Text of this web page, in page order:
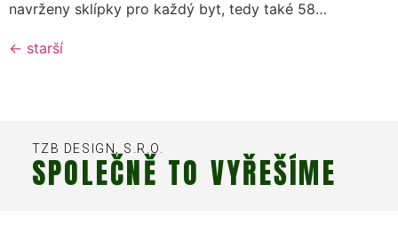
navrženy sklípky pro každý byt, tedy také 58…
← starší
TZB DESIGN, S.R.O.
SPOLEČNĚ TO VYŘEŠÍME